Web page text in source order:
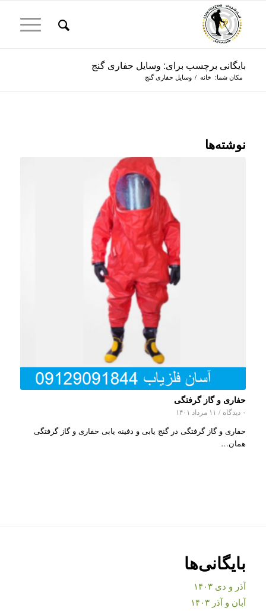
بایگانی برچسب برای: وسایل حفاری گنج
مکان شما: خانه / وسایل حفاری گنج
نوشته‌ها
حفاری و گاز گرفتگی
۰ دیدگاه / ۱۱ مرداد ۱۴۰۱
حفاری و گاز گرفتگی در گنج یابی و دفینه یابی حفاری و گاز گرفتگی
همان…
بایگانی‌ها
آذر و دی ۱۴۰۳
آبان و آذر ۱۴۰۳